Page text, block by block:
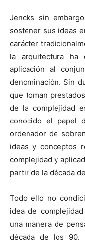
Jencks sin
sostener sus ideas
carácter
la arquitectura ha
aplicación al
denominación. Sin
que toman
de la complejidad
conocido el papel
ordenador de
ideas y conceptos
complejidad y
partir de la década
Todo ello no
idea de
una manera de
década de los 90.